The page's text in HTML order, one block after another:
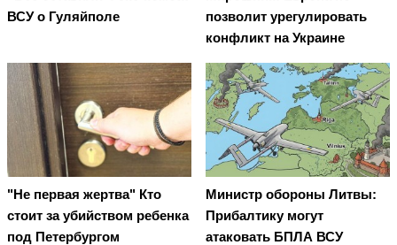
ВСУ о Гуляйполе
позволит урегулировать
конфликт на Украине
"Не первая жертва" Кто
стоит за убийством ребенка
под Петербургом
Министр обороны Литвы:
Прибалтику могут
атаковать БПЛА ВСУ